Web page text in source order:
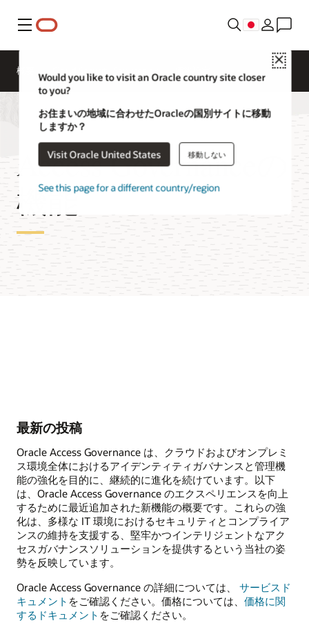
メニュー
Close
Would you like to visit an Oracle country site closer
to you?
お住まいの地域に合わせたOracleの国別サイトに移動
しますか？
Visit Oracle United States 移動しない
See this page for a different country/region
概要
Access Governanceの
機能
最新の投稿
Oracle Access Governance は、クラウドおよびオンプレミ
ス環境全体におけるアイデンティティガバナンスと管理機
能の強化を目的に、継続的に進化を続けています。以下
は、Oracle Access Governance のエクスペリエンスを向上
するために最近追加された新機能の概要です。これらの強
化は、多様な IT 環境におけるセキュリティとコンプライア
ンスの維持を支援する、堅牢かつインテリジェントなアク
セスガバナンスソリューションを提供するという当社の姿
勢を反映しています。
Oracle Access Governance の詳細については、 サービスド
キュメント をご確認ください。価格については、 価格に関
するドキュメント をご確認ください。